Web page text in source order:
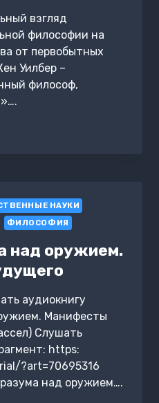
взгляд
философии на
от первобытных
Уилбер –
философ,
НАУКИ
ФИЛОСОФИЯ
над оружием.
аудиокнигу
Манифесты
Слушать
https:
?art=70695316
над оружием….